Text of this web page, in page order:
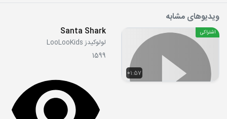
ویدیوهای مشابه
01:57
اشتراکی Santa Shark
لولوکیدز LooLooKids
1599